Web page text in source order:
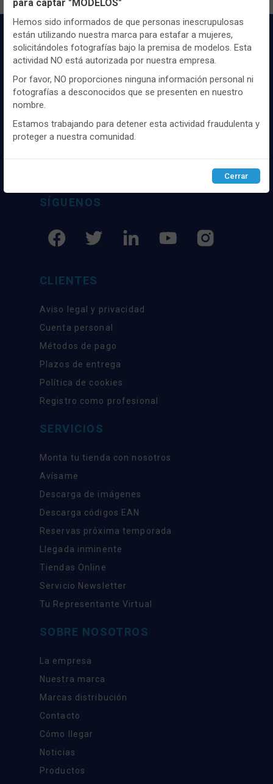
Distribuidor y mayorista textil de las mejores
marcaas de ropa y complementos del
mercado, marcas tanto nacionales como
experiencia como proveedor de los mejores
SÍGUENOS
CLIENTES
Aviso legal y privacidad
Cuenta personal
Métodos de pago
Plazos de entrega
Política de cookies
Registro como profesional
SERVICIOS
Monta tu tienda con nosotros
Avísame
Descarga de imágenes
Descarga códigos EAN
Reservas próxima temporada
Llegada inminente
Tiendas Online
Servicio Newsletter
Tu Representante Virtual
SOBRE NOSOTROS
La empresa
Nuestra marca
Marcas distribución
Contacto
Cómo llegar
Noticias
Productos
Utilizamos cookies propias y de terceros, de sesión o
persistentes, para hacer funcionar de manera segura nuestra
página web y personalizar su contenido.
Igualmente, utilizamos cookies para medir y obtener datos de
la navegación que realizas y para ajustar el contenido a tus
gustos y preferencias.
Puedesconfigurary aceptar el uso de cookies a tu gusto.
Para obtener más información visita nuestra
cookies .
Configurar Rechazar ACEPTAR
para captar "MODELOS"
Hemos sido informados de que personas inescrupulosas
están utilizando nuestra marca para estafar a mujeres,
solicitándoles fotografías bajo la premisa de modelos. Esta
actividad NO está autorizada por nuestra empresa.
Por favor, NO proporciones ninguna información personal ni
fotografías a desconocidos que se presenten en nuestro
nombre.
Estamos trabajando para detener esta actividad fraudulenta y
proteger a nuestra comunidad.
Cerrar